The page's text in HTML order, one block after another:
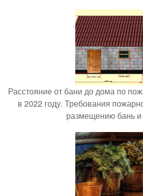
Расстояние от бани до дома по
в 2022 году. Требования
размещению бань и